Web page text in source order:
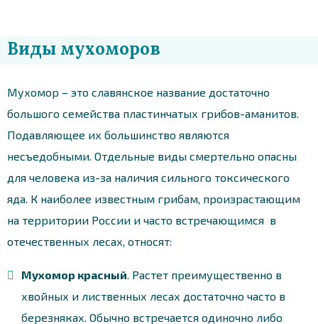
Виды мухоморов
Мухомор – это славянское название достаточно
большого семейства пластинчатых грибов-аманитов.
Подавляющее их большинство являются
несъедобными. Отдельные виды смертельно опасны
для человека из-за наличия сильного токсического
яда. К наиболее известным грибам, произрастающим
на территории России и часто встречающимся в
отечественных лесах, относят:
Мухомор красный . Растет преимущественно в
хвойных и лиственных лесах достаточно часто в
березняках. Обычно встречается одиночно либо